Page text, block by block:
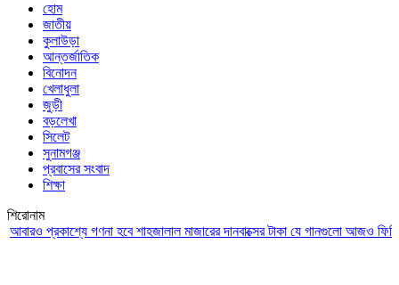
হোম
জাতীয়
কুলাউড়া
আন্তর্জাতিক
বিনোদন
খেলাধুলা
জুড়ী
বড়লেখা
সিলেট
সুনামগঞ্জ
প্রবাসের সংবাদ
শিক্ষা
শিরোনাম
প্রকাশ্যে গণনা হবে শাহজালাল মাজারের দানবাক্সের টাকাযে গানগুলো আজও ফিরিয়ে